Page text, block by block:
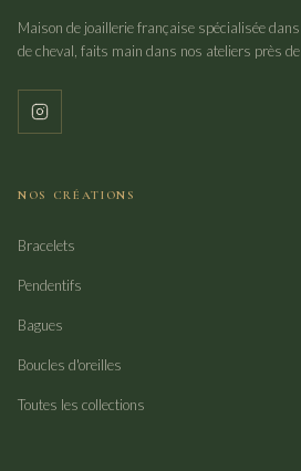
Maison de joaillerie française spécialisée
de cheval, faits main dans nos ateliers près
NOS CRÉATIONS
Bracelets
Pendentifs
Bagues
Boucles d'oreilles
Toutes les collections